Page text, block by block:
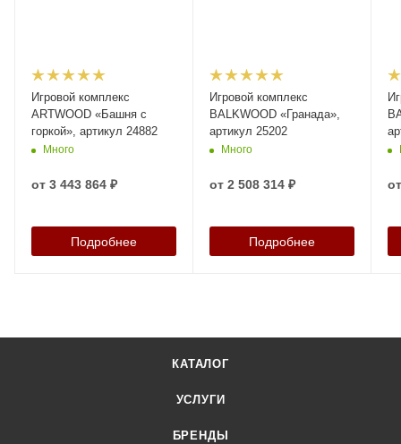
Игровой комплекс
ARTWOOD «Башня с
горкой», артикул 24882
Много
от 3 443 864 ₽
Подробнее
Игровой комплекс
BALKWOOD «Гранада»,
артикул 25202
Много
от 2 508 314 ₽
Подробнее
КАТАЛОГ
УСЛУГИ
БРЕНДЫ